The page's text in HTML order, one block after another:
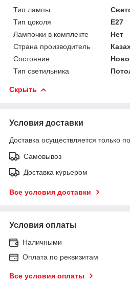
Тип лампы
Тип цоколя
E27
Лампочки в комплекте
Нет
Страна производитель
Состояние
Тип светильника
Скрыть
Условия доставки
Доставка осуществляется только
Самовывоз
Доставка курьером
Все условия доставки
Условия оплаты
Наличными
Оплата по реквизитам
Все условия оплаты